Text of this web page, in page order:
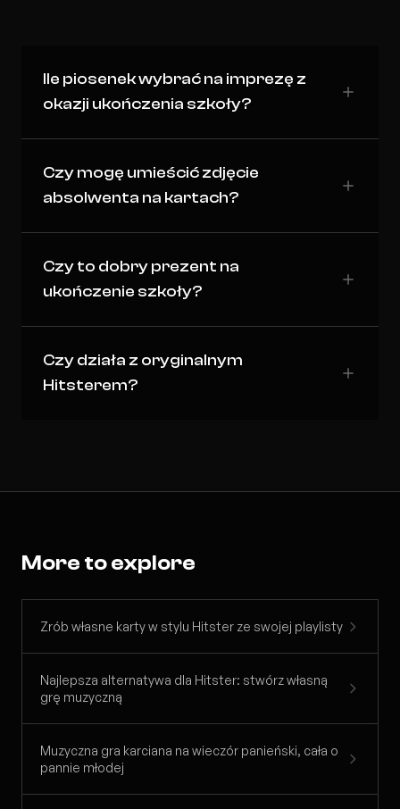
Ile piosenek wybrać na imprezę z
okazji ukończenia szkoły?
Czy mogę umieścić zdjęcie
absolwenta na kartach?
Czy to dobry prezent na
ukończenie szkoły?
Czy działa z oryginalnym
Hitsterem?
More to explore
Zrób własne karty w stylu Hitster ze swojej playlisty
Najlepsza alternatywa dla Hitster: stwórz własną
grę muzyczną
Muzyczna gra karciana na wieczór panieński, cała o
pannie młodej